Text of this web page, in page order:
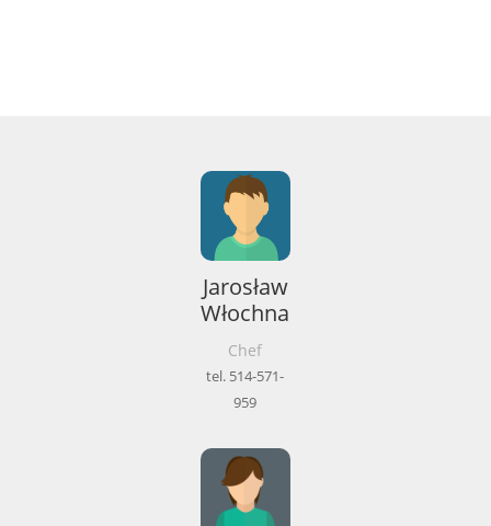
Jarosław
Włochna
Chef
tel. 514-571-
959